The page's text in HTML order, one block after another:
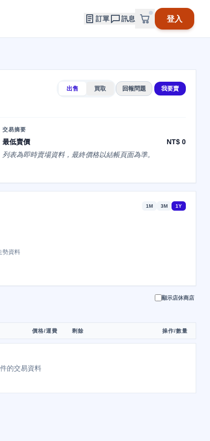
訂單 訊息 登入
出售 買取 回報問題 我要賣
交易摘要
最低賣價
NT$ 0
列表為即時賣場資料，最終價格以結帳頁面為準。
1M 3M 1Y
勢資料
顯示店休商店
價格/運費 剩餘 操作/數量
的交易資料